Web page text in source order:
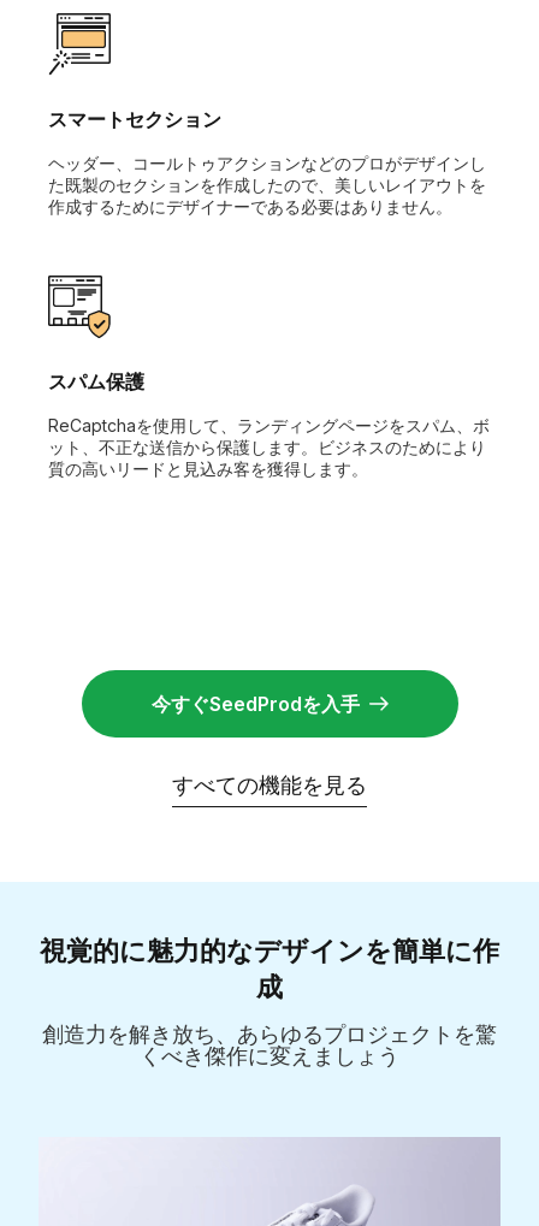
スマートセクション
ヘッダー、コールトゥアクションなどのプロがデザインし
た既製のセクションを作成したので、美しいレイアウトを
作成するためにデザイナーである必要はありません。
スパム保護
ReCaptchaを使用して、ランディングページをスパム、ボ
ット、不正な送信から保護します。ビジネスのためにより
質の高いリードと見込み客を獲得します。
今すぐSeedProdを入手
すべての機能を見る
視覚的に魅力的なデザインを簡単に作
成
創造力を解き放ち、あらゆるプロジェクトを驚
くべき傑作に変えましょう